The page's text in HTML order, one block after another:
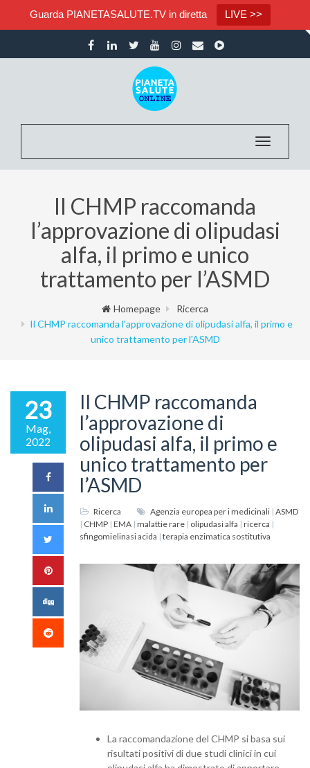
Guarda PIANETASALUTE.TV in diretta LIVE >>
Toggle
Il CHMP raccomanda
l’approvazione di olipudasi
alfa, il primo e unico
trattamento per l’ASMD
Homepage
Ricerca
Il CHMP raccomanda l'approvazione di olipudasi alfa, il primo e
unico trattamento per l'ASMD
23
Mag,
2022
Il CHMP raccomanda
l’approvazione di
olipudasi alfa, il primo e
unico trattamento per
l’ASMD
Ricerca Agenzia europea per i medicinali | ASMD
| CHMP | EMA | malattie rare | olipudasi alfa | ricerca |
sfingomielinasi acida | terapia enzimatica sostitutiva
La raccomandazione del CHMP si basa sui
risultati positivi di due studi clinici in cui